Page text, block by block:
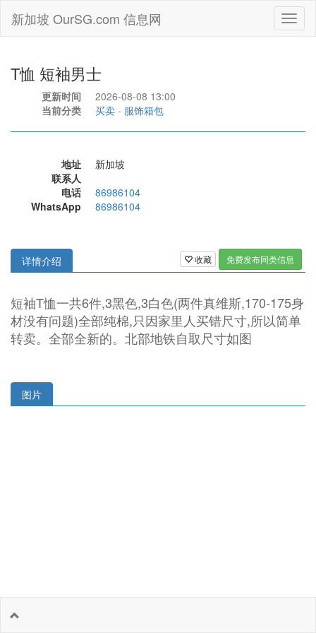
新加坡 OurSG.com 信息网
T恤 短袖男士
更新时间
2026-08-08 13:00
当前分类
买卖 - 服饰箱包
地址
新加坡
联系人
电话
86986104
WhatsApp
86986104
收藏 免费发布同类信息
详情介绍
短袖T恤一共6件,3黑色,3白色(两件真维斯,170-175身
材没有问题)全部纯棉,只因家里人买错尺寸,所以简单
转卖。全部全新的。北部地铁自取尺寸如图
图片